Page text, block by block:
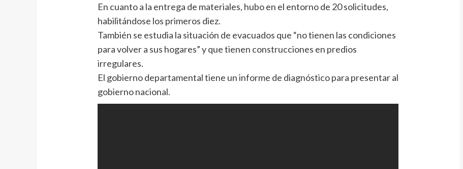
En cuanto a la entrega de materiales, hubo en el entorno de 20 solicitudes,
habilitándose los primeros diez.
También se estudia la situación de evacuados que “no tienen las condiciones
para volver a sus hogares” y que tienen construcciones en predios
irregulares.
El gobierno departamental tiene un informe de diagnóstico para presentar al
gobierno nacional.